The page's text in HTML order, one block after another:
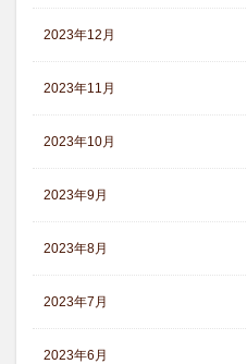
2023年12月
2023年11月
2023年10月
2023年9月
2023年8月
2023年7月
2023年6月